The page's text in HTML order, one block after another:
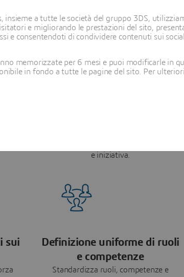
e iniziativa.
sui
Definizione uniforme di ruoli
e competenze
Standardizza ruoli, competenze e
insieme a tutte le società del gruppo 3DS,
e migliorando le prestazioni del sito,
e consentendoti di condividere contenuti sui
memorizzate per 6 mesi e puoi modificarle in
in fondo a tutte le pagine del sito. Per